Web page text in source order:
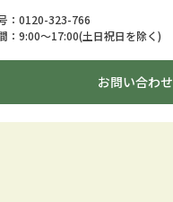
：0120-323-766
：9:00～17:00(土日祝日を除く)
お問い合わせ